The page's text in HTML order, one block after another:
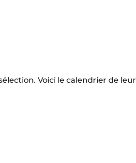
Voici le calendrier de leur